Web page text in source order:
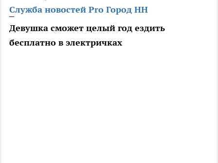
Служба новостей Pro Город НН
Девушка сможет целый год ездить
бесплатно в электричках